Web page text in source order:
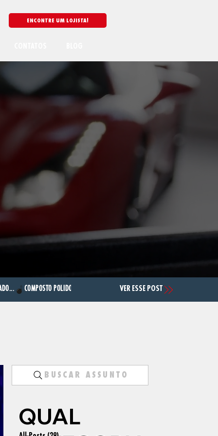
BUSCAR ASSUNTO
QUAL